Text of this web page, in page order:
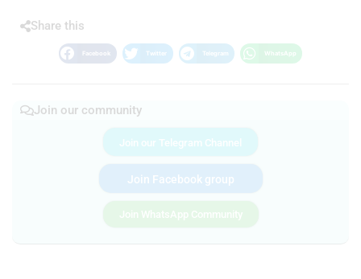
Share this
Facebook Twitter Telegram WhatsApp
Join our community
Join our Telegram Channel
Join Facebook group
Join WhatsApp Community